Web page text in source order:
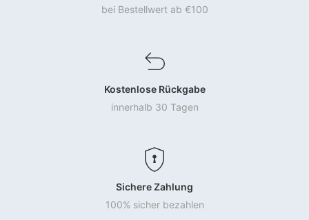
bei Bestellwert ab €100
Kostenlose Rückgabe
innerhalb 30 Tagen
Sichere Zahlung
100% sicher bezahlen